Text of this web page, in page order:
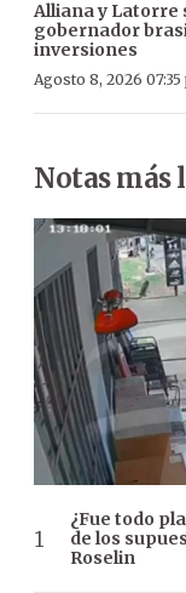
Alliana y Latorre
gobernador
inversiones
Agosto 8, 2026 07:35
Notas más
¿Fue todo
de los
Roselin